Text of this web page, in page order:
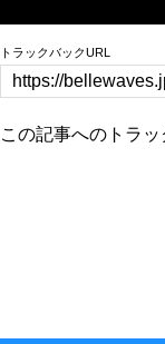
トラックバックURL
この記事へのトラッ